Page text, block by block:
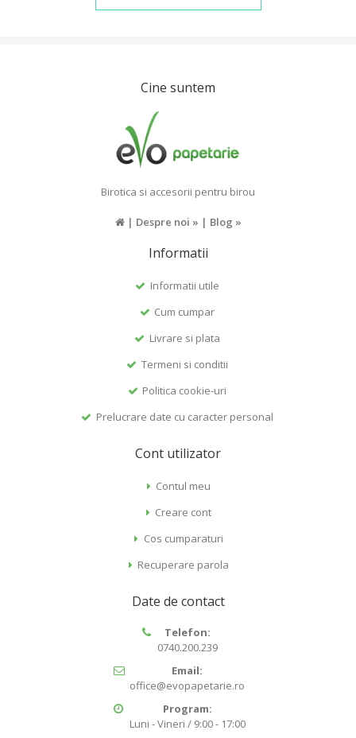
Cine suntem
Birotica si accesorii pentru birou
| Despre noi » | Blog »
Informatii
Informatii utile
Cum cumpar
Livrare si plata
Termeni si conditii
Politica cookie-uri
Prelucrare date cu caracter personal
Cont utilizator
Contul meu
Creare cont
Cos cumparaturi
Recuperare parola
Date de contact
Telefon:
0740.200.239
Email:
office@evopapetarie.ro
Program:
Luni - Vineri / 9:00 - 17:00